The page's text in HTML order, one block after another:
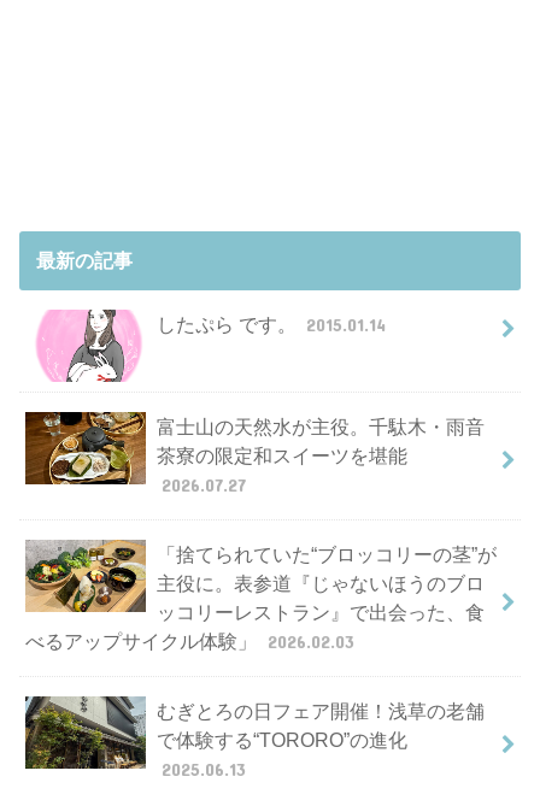
最新の記事
したぷら です。 2015.01.14
富士山の天然水が主役。千駄木・雨音
茶寮の限定和スイーツを堪能
2026.07.27
「捨てられていた“ブロッコリーの茎”が
主役に。表参道『じゃないほうのブロ
ッコリーレストラン』で出会った、食
べるアップサイクル体験」
2026.02.03
むぎとろの日フェア開催！浅草の老舗
で体験する“TORORO”の進化
2025.06.13